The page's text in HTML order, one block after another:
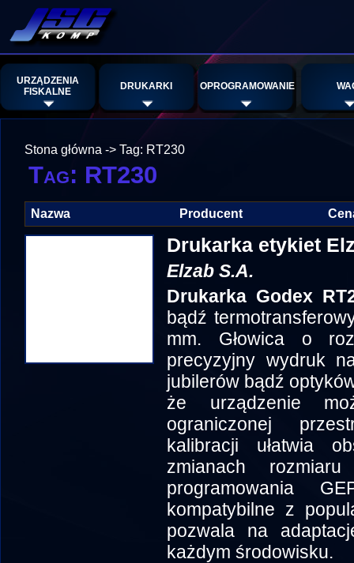
URZĄDZENIA
FISKALNE
DRUKARKI OPROGRAMOWANIE
Stona główna -> Tag: RT230
Tag: RT230
Nazwa Producent
Drukarka etykiet
Elzab S.A.
Drukarka Godex
bądź
mm. Głowica o
precyzyjny wydruk
jubilerów bądź
że urządzenie
ograniczonej
kalibracji ułatwia
zmianach
programowania
kompatybilne z
pozwala na
każdym środowisku.